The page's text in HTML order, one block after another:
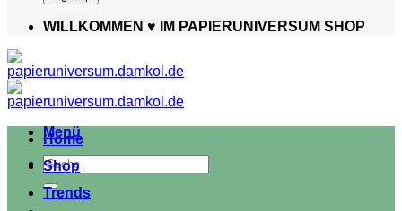
WILLKOMMEN ♥️ IM PAPIERUNIVERSUM SHOP
Menü
Suche
nach:
Home
Shop
Trends